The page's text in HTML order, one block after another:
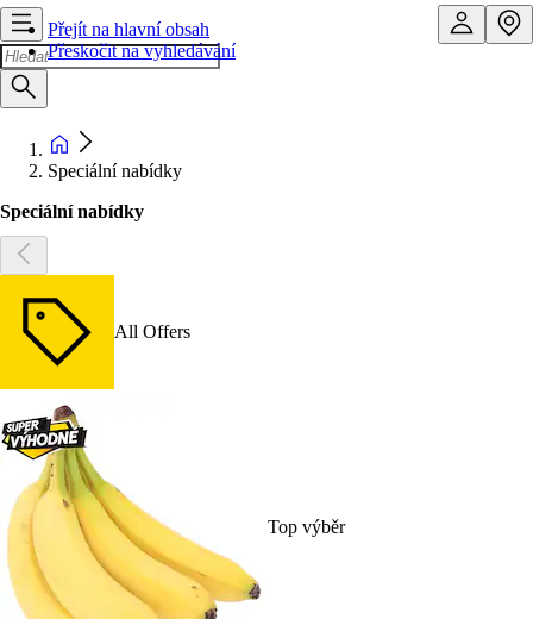
Přejít na hlavní obsah
Přeskočit na vyhledávání
Speciální nabídky
Speciální nabídky
All Offers
Top výběr